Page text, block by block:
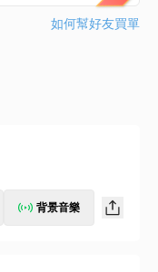
如何幫好友買單
背景音樂